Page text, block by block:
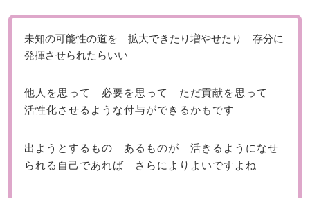
未知の可能性の道を 拡大できたり増やせたり 存分に
発揮させられたらいい
他人を思って 必要を思って ただ貢献を思って
活性化させるような付与ができるかもです
出ようとするもの あるものが 活きるようになせ
られる自己であれば さらによりよいですよね